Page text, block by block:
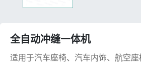
全自动冲缝一体机
适用于汽车座椅、汽车内饰、航空